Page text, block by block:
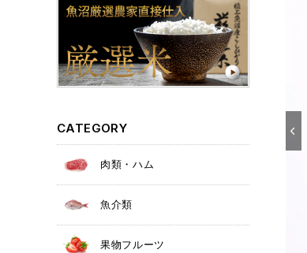
CATEGORY
肉類・ハム
魚介類
果物フルーツ